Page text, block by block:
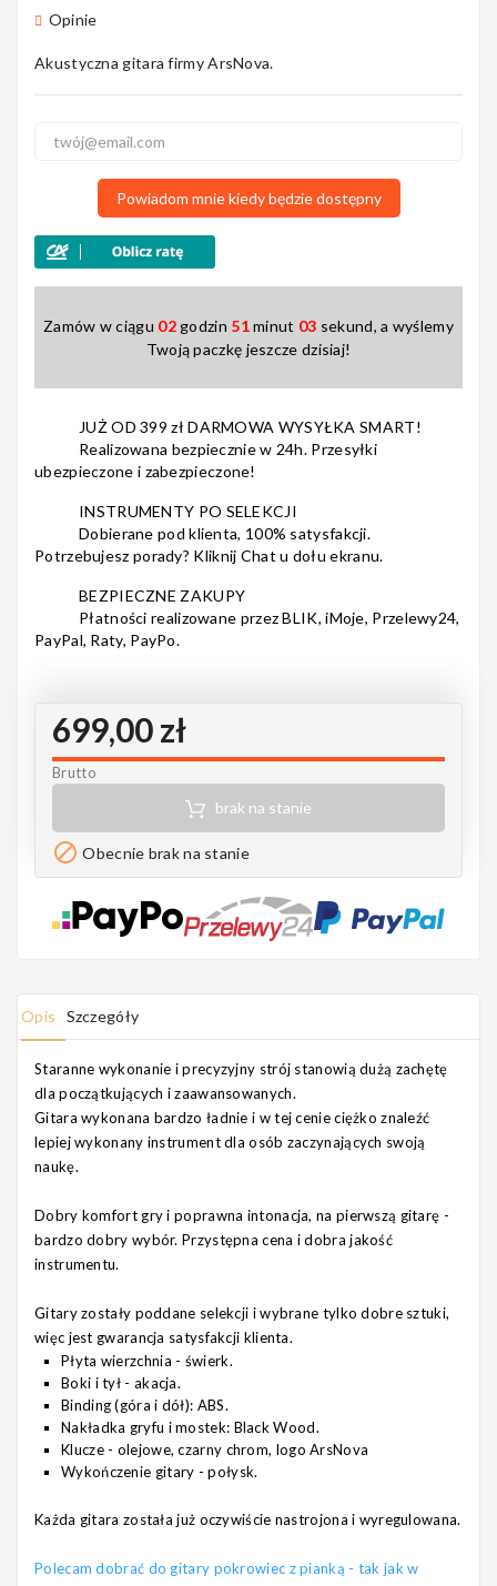
Instrumenty
Dla Dzieci
Nagłośnienie
Akcesoria
Kursy/Szkolenia
MAHILELE
Ortega
Opinie
Akustyczna gitara firmy ArsNova.
Powiadom mnie kiedy będzie dostępny
Zamów w ciągu 02 godzin 51minut 03 sekund, a wyślemy
Twoją paczkę jeszcze dzisiaj!
JUŻ OD 399 zł DARMOWA WYSYŁKA SMART!
Realizowana bezpiecznie w 24h. Przesyłki
ubezpieczone i zabezpieczone!
INSTRUMENTY PO SELEKCJI
Dobierane pod klienta, 100% satysfakcji.
Potrzebujesz porady? Kliknij Chat u dołu ekranu.
BEZPIECZNE ZAKUPY
Płatności realizowane przez BLIK, iMoje, Przelewy24,
PayPal, Raty, PayPo.
699,00 zł
Brutto
brak na stanie
 Obecnie brak na stanie
Opis Szczegóły
Staranne wykonanie i precyzyjny strój stanowią dużą zachętę
dla początkujących i zaawansowanych.
Gitara wykonana bardzo ładnie i w tej cenie ciężko znaleźć
lepiej wykonany instrument dla osób zaczynających swoją
naukę.
Dobry komfort gry i poprawna intonacja, na pierwszą gitarę -
bardzo dobry wybór. Przystępna cena i dobra jakość
instrumentu.
Gitary zostały poddane selekcji i wybrane tylko dobre sztuki,
więc jest gwarancja satysfakcji klienta.
Płyta wierzchnia - świerk.
Boki i tył - akacja.
Binding (góra i dół): ABS.
Nakładka gryfu i mostek: Black Wood.
Klucze - olejowe, czarny chrom, logo ArsNova
Wykończenie gitary - połysk.
Każda gitara została już oczywiście nastrojona i wyregulowana.
Polecam dobrać do gitary pokrowiec z pianką - tak jak w